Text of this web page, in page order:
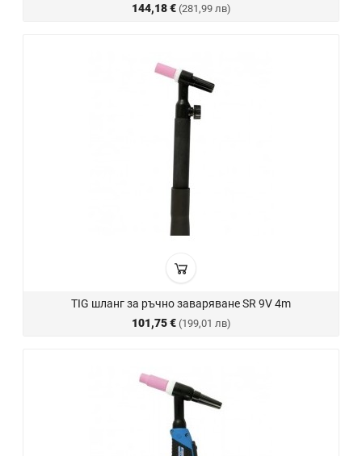
144,18 € (281,99 лв)
TIG шланг за ръчно заваряване SR 9V 4m
101,75 € (199,01 лв)